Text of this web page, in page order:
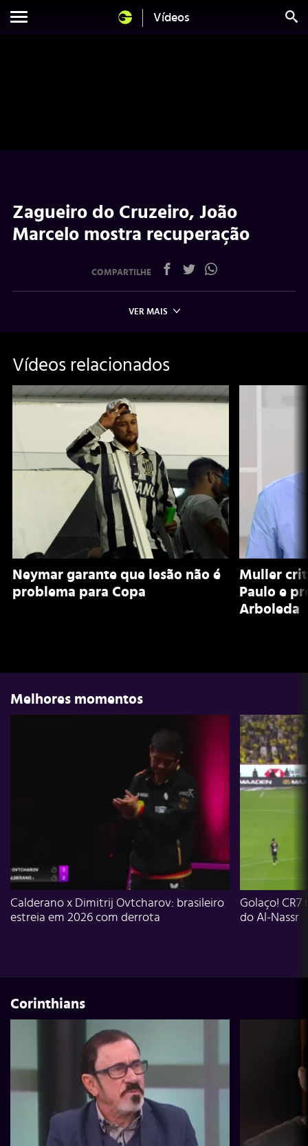
Vídeos
Zagueiro do Cruzeiro, João
Marcelo mostra recuperação
COMPARTILHE
VER MAIS
Vídeos relacionados
Neymar garante que lesão não é
problema para Copa
Muller
Paulo e
Arboleda
Melhores momentos
Calderano x Dimitrij Ovtcharov: brasileiro
estreia em 2026 com derrota
Golaço!
do Al-Nassr
Corinthians